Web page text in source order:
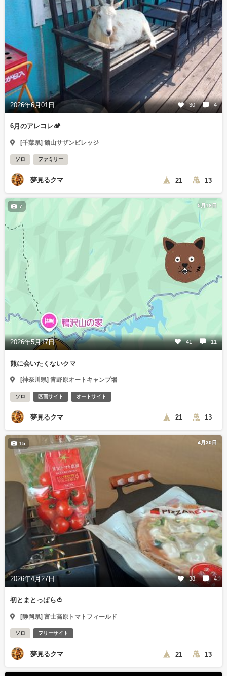
2026年6月01日 30 4
6月のアレコレ🏕
[千葉県] 館山サザンビレッジ
ソロ ファミリー
夢見るクマ 21 13
5月18日
2026年5月17日 41 11
7
熊に会いたくないクマ
[神奈川県] 青野原オートキャンプ場
ソロ 区画サイト オートサイト
夢見るクマ 21 13
4月30日
2026年4月27日 38 4
15
初とまとっぱら🍅
[静岡県] 富士高原トマトフィールド
ソロ フリーサイト
夢見るクマ 21 13